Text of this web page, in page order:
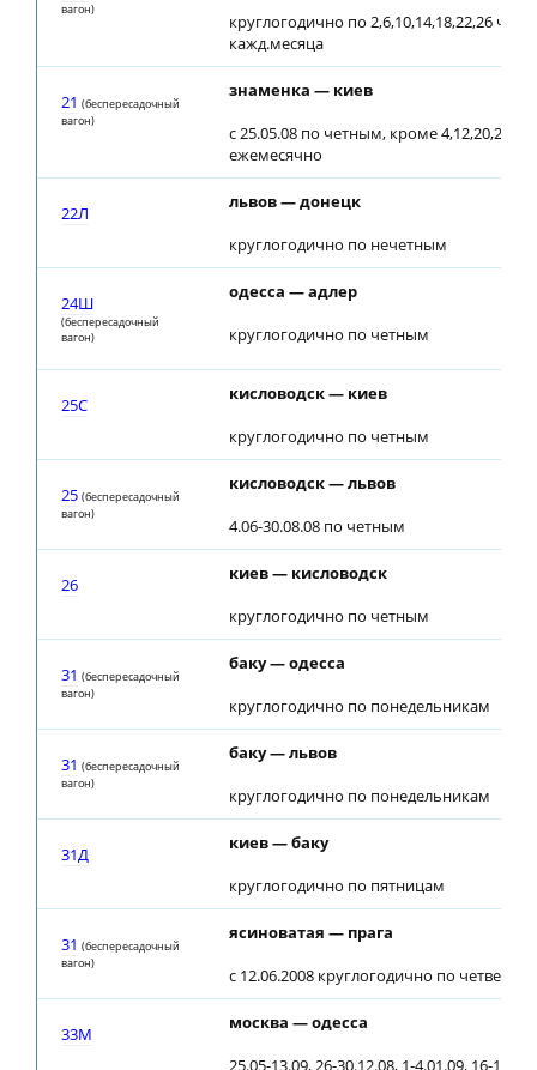
вагон)
круглогодично по 2,6,10,14,18,22,26
кажд.месяца
21 (беспересадочный
вагон)
знаменка — киев
с 25.05.08 по четным, кроме 4,12,20,28
ежемесячно
22Л
львов — донецк
круглогодично по нечетным
24Ш
(беспересадочный
вагон)
одесса — адлер
круглогодично по четным
25С
кисловодск — киев
круглогодично по четным
25 (беспересадочный
вагон)
кисловодск — львов
4.06-30.08.08 по четным
26
киев — кисловодск
круглогодично по четным
31 (беспересадочный
вагон)
баку — одесса
круглогодично по понедельникам
31 (беспересадочный
вагон)
баку — львов
круглогодично по понедельникам
31Д
киев — баку
круглогодично по пятницам
31 (беспересадочный
вагон)
ясиноватая — прага
с 12.06.2008 круглогодично по четвергам
33М
москва — одесса
25.05-13.09, 26-30.12.08, 1-4.01.09, 16-